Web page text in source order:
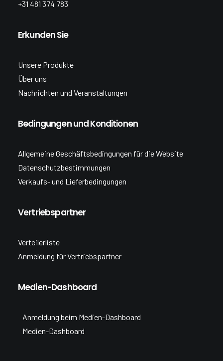
+31 481 374 783
Erkunden Sie
Unsere Produkte
Über uns
Nachrichten und Veranstaltungen
Bedingungen und Konditionen
Allgemeine Geschäftsbedingungen für die Website
Datenschutzbestimmungen
Verkaufs- und Lieferbedingungen
Vertriebspartner
Verteilerliste
Anmeldung für Vertriebspartner
Medien-Dashboard
Anmeldung beim Medien-Dashboard
Medien-Dashboard